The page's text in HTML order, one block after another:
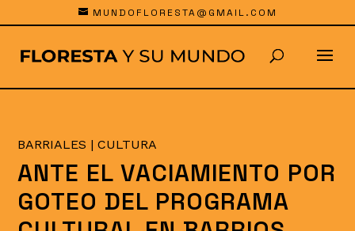
MUNDOFLORESTA@GMAIL.COM
BARRIALES |CULTURA
ANTE EL VACIAMIENTO POR
GOTEO DEL PROGRAMA